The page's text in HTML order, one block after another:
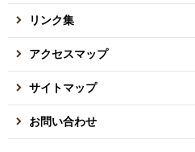
リンク集
アクセスマップ
サイトマップ
お問い合わせ